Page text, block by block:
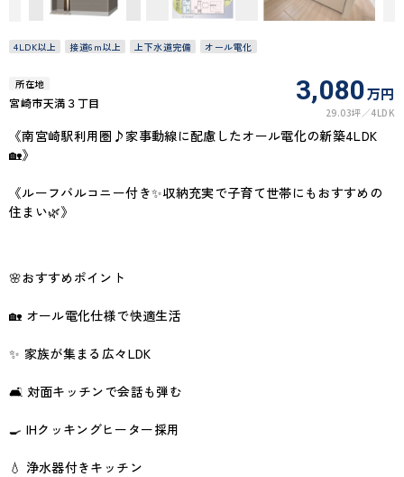
4LDK以上 接道6ｍ以上 上下水道完備 オール電化
所在地
宮崎市天満３丁目 3,080万円
29.03坪 4LDK
《南宮崎駅利用圏♪家事動線に配慮したオール電化の新築4LDK
🏡》
《ルーフバルコニー付き✨収納充実で子育て世帯にもおすすめの
住まい🌿》
🌸おすすめポイント
🏡 オール電化仕様で快適生活
✨ 家族が集まる広々LDK
🛋️ 対面キッチンで会話も弾む
🍳 IHクッキングヒーター採用
💧 浄水器付きキッチン